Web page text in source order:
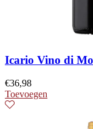
Icario Vino di
€36,98
Toevoegen